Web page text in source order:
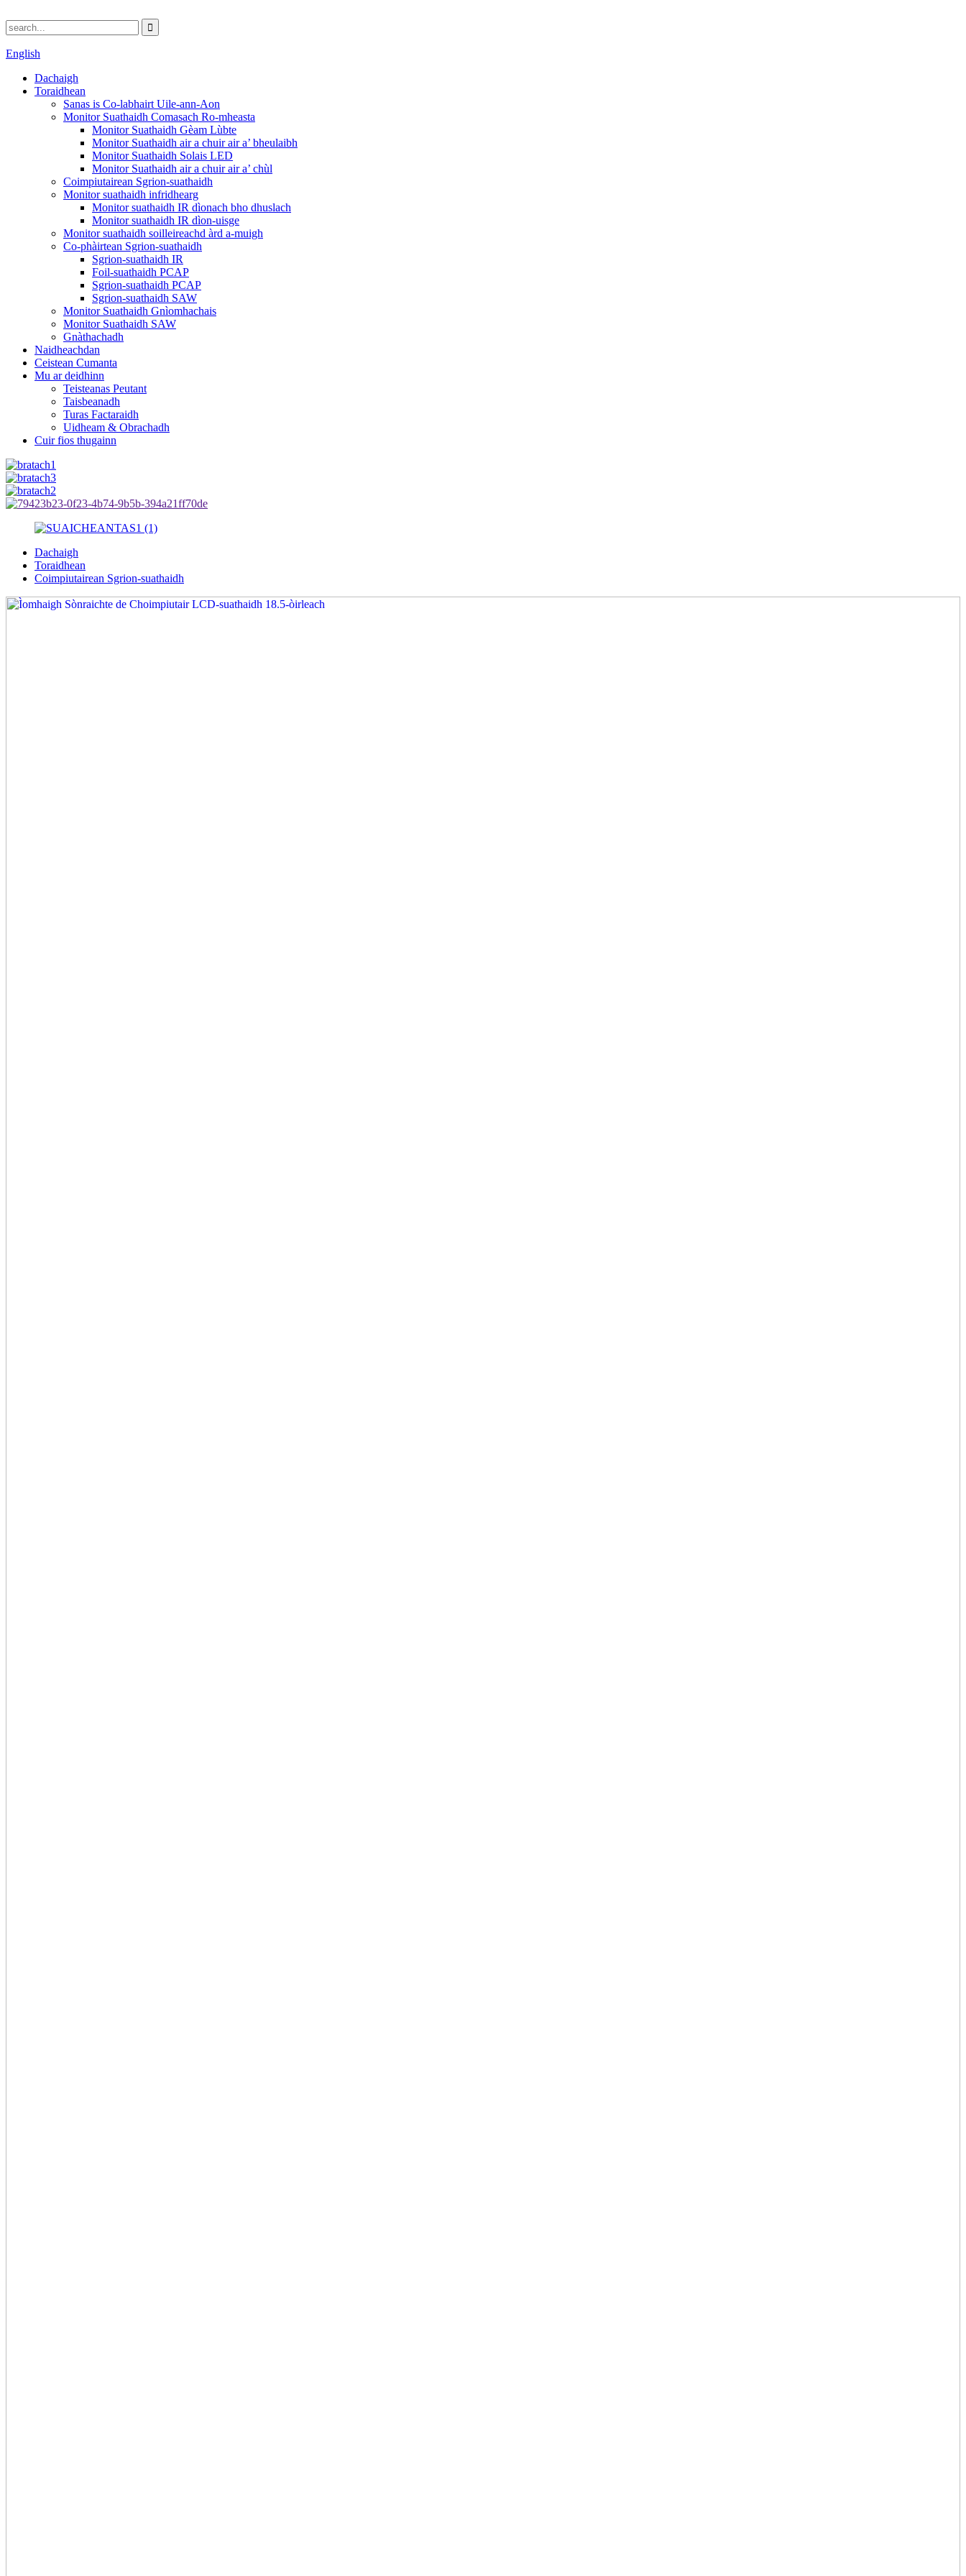
English
Dachaigh
Toraidhean
Sanas is Co-labhairt Uile-ann-Aon
Monitor Suathaidh Comasach Ro-mheasta
Monitor Suathaidh Gèam Lùbte
Monitor Suathaidh air a chuir air a’ bheulaibh
Monitor Suathaidh Solais LED
Monitor Suathaidh air a chuir air a’ chùl
Coimpiutairean Sgrion-suathaidh
Monitor suathaidh infridhearg
Monitor suathaidh IR dìonach bho dhuslach
Monitor suathaidh IR dìon-uisge
Monitor suathaidh soilleireachd àrd a-muigh
Co-phàirtean Sgrion-suathaidh
Sgrion-suathaidh IR
Foil-suathaidh PCAP
Sgrion-suathaidh PCAP
Sgrion-suathaidh SAW
Monitor Suathaidh Gnìomhachais
Monitor Suathaidh SAW
Gnàthachadh
Naidheachdan
Ceistean Cumanta
Mu ar deidhinn
Teisteanas Peutant
Taisbeanadh
Turas Factaraidh
Uidheam & Obrachadh
Cuir fios thugainn
Dachaigh
Toraidhean
Coimpiutairean Sgrion-suathaidh